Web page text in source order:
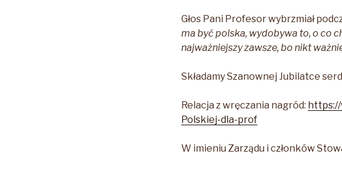
Głos Pani Profesor wybrzmiał
ma być polska, wydobywa to, o co
najważniejszy zawsze, bo nikt
Składamy Szanownej Jubilatce
Relacja z wręczania nagród:
Polskiej-dla-prof
W imieniu Zarządu i członków